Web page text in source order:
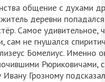
общение с духами
деревни
Самое
сам не гнушался
Бомелиус.
Рюриковичами,
Грозному